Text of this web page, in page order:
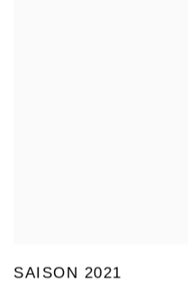
SAISON 2021